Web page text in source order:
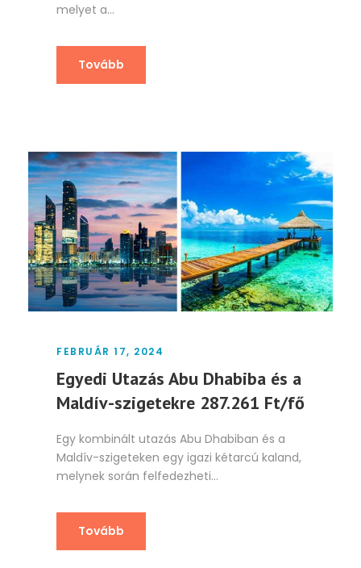
melyet a...
Tovább
FEBRUÁR 17, 2024
Egyedi Utazás Abu Dhabiba és a
Maldív-szigetekre 287.261 Ft/fő
Egy kombinált utazás Abu Dhabiban és a
Maldív-szigeteken egy igazi kétarcú kaland,
melynek során felfedezheti...
Tovább